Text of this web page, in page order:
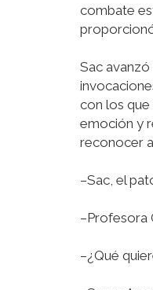
combate
Sac
con los que
emoción y
reconocer
–Sac, el
–Profesora
–¿Qué